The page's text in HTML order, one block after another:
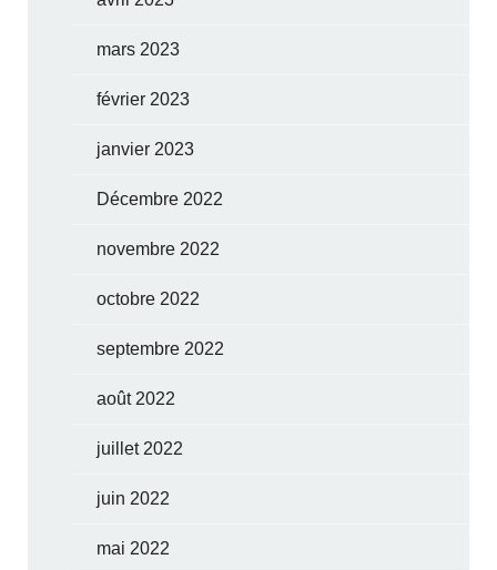
mars 2023
février 2023
janvier 2023
Décembre 2022
novembre 2022
octobre 2022
septembre 2022
août 2022
juillet 2022
juin 2022
mai 2022